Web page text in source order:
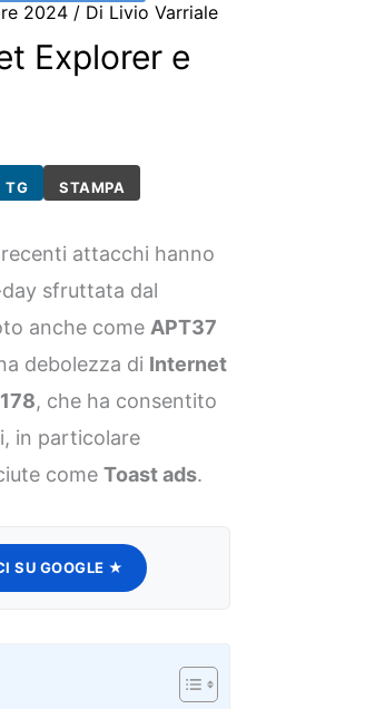
2024 / Di Livio Varriale
Explorer e
TG STAMPA
attacchi hanno
sfruttata dal
anche come APT37
debolezza di Internet
, che ha consentito
in particolare
comeToast ads.
SU GOOGLE ★